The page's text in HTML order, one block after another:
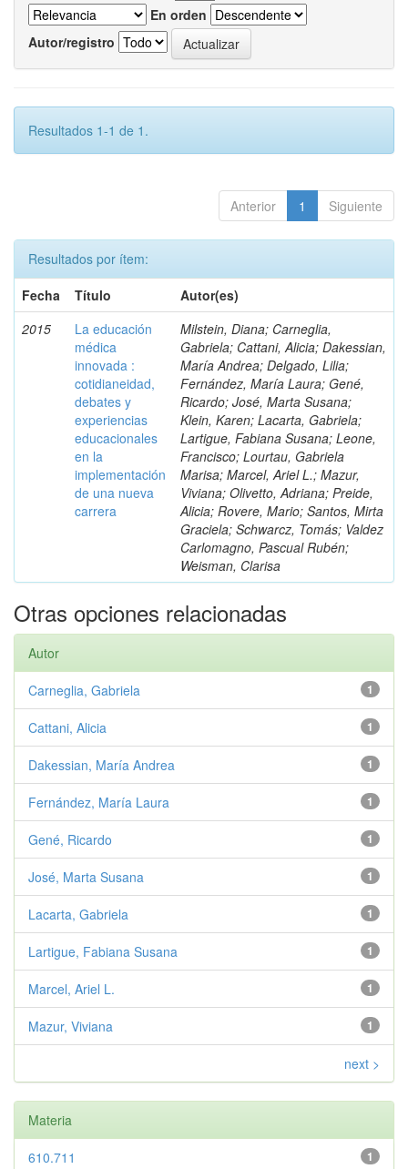
En orden
Autor/registro
Resultados 1-1 de 1.
Anterior 1 Siguiente
Resultados por ítem:
Fecha
Título
Autor(es)
2015
La educación
médica
innovada :
cotidianeidad,
debates y
experiencias
educacionales
en la
implementación
de una nueva
carrera
Milstein, Diana; Carneglia,
Gabriela; Cattani, Alicia; Dakessian,
María Andrea; Delgado, Lilia;
Fernández, María Laura; Gené,
Ricardo; José, Marta Susana;
Klein, Karen; Lacarta, Gabriela;
Lartigue, Fabiana Susana; Leone,
Francisco; Lourtau, Gabriela
Marisa; Marcel, Ariel L.; Mazur,
Viviana; Olivetto, Adriana; Preide,
Alicia; Rovere, Mario; Santos, Mirta
Graciela; Schwarcz, Tomás; Valdez
Carlomagno, Pascual Rubén;
Weisman, Clarisa
Otras opciones relacionadas
Autor
1
Carneglia, Gabriela
1
Cattani, Alicia
1
Dakessian, María Andrea
1
Fernández, María Laura
1
Gené, Ricardo
1
José, Marta Susana
1
Lacarta, Gabriela
1
Lartigue, Fabiana Susana
1
Marcel, Ariel L.
1
Mazur, Viviana
next >
Materia
1
610.711